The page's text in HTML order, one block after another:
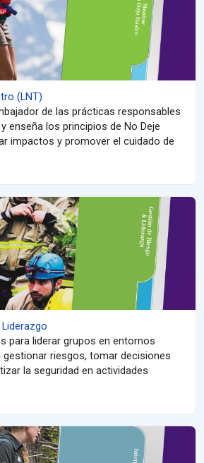
(LNT)
de las prácticas responsables
enseña los principios de No Deje
impactos y promover el cuidado de
Liderazgo
para liderar grupos en entornos
gestionar riesgos, tomar decisiones
la seguridad en actividades
&amp; Cultural